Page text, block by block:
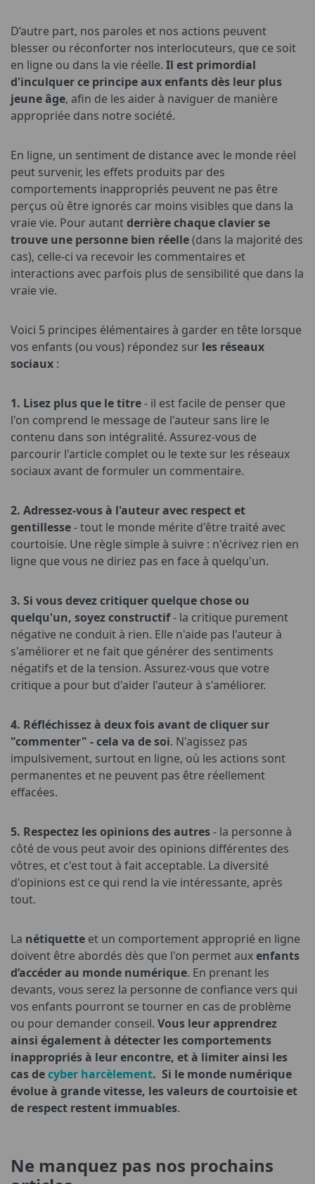
D’autre part, nos paroles et nos actions peuvent
blesser ou réconforter nos interlocuteurs, que ce soit
en ligne ou dans la vie réelle. Il est primordial
d'inculquer ce principe aux enfants dès leur plus
jeune âge, afin de les aider à naviguer de manière
appropriée dans notre société.
En ligne, un sentiment de distance avec le monde réel
peut survenir, les effets produits par des
comportements inappropriés peuvent ne pas être
perçus où être ignorés car moins visibles que dans la
vraie vie. Pour autantderrière chaque clavier se
trouve une personne bien réelle(dans la majorité des
cas), celle-ci va recevoir les commentaires et
interactions avec parfois plus de sensibilité que dans la
vraie vie.
Voici 5 principes élémentaires à garder en tête lorsque
vos enfants (ou vous) répondez sur les réseaux
sociaux :
1. Lisez plus que le titre- il est facile de penser que
l'on comprend le message de l'auteur sans lire le
contenu dans son intégralité. Assurez-vous de
parcourir l'article complet ou le texte sur les réseaux
sociaux avant de formuler un commentaire.
2. Adressez-vous à l'auteur avec respect et
gentillesse- tout le monde mérite d'être traité avec
courtoisie. Une règle simple à suivre : n'écrivez rien en
ligne que vous ne diriez pas en face à quelqu'un.
3. Si vous devez critiquer quelque chose ou
quelqu'un, soyez constructif- la critique purement
négative ne conduit à rien. Elle n'aide pas l'auteur à
s'améliorer et ne fait que générer des sentiments
négatifs et de la tension. Assurez-vous que votre
critique a pour but d'aider l'auteur à s'améliorer.
4. Réfléchissez à deux fois avant de cliquer sur
"commenter" - cela va de soi. N'agissez pas
impulsivement, surtout en ligne, où les actions sont
permanentes et ne peuvent pas être réellement
effacées.
5. Respectez les opinions des autres- la personne à
côté de vous peut avoir des opinions différentes des
vôtres, et c'est tout à fait acceptable. La diversité
d'opinions est ce qui rend la vie intéressante, après
tout.
La nétiquette et un comportement approprié en ligne
doivent être abordés dès que l'on permet auxenfants
d’accéder au monde numérique. En prenant les
devants, vous serez la personne de confiance vers qui
vos enfants pourront se tourner en cas de problème
ou pour demander conseil. Vous leur apprendrez
ainsi également à détecter les comportements
inappropriés à leur encontre, et à limiter ainsi les
cas decyber harcèlement. Si le monde numérique
évolue à grande vitesse, les valeurs de courtoisie et
de respect restent immuables.
Ne manquez pas nos prochains